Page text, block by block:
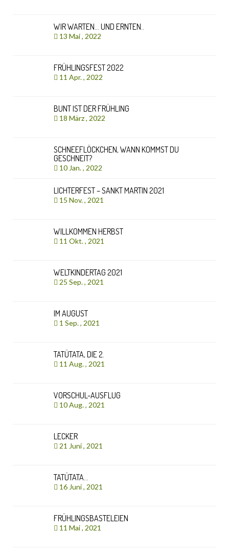
WIR WARTEN… UND ERNTEN..
13 Mai , 2022
FRÜHLINGSFEST 2022
11 Apr. , 2022
BUNT IST DER FRÜHLING
18 März , 2022
SCHNEEFLÖCKCHEN, WANN KOMMST DU
GESCHNEIT?
10 Jan. , 2022
LICHTERFEST – SANKT MARTIN 2021
15 Nov. , 2021
WILLKOMMEN HERBST
11 Okt. , 2021
WELTKINDERTAG 2021
25 Sep. , 2021
IM AUGUST
1 Sep. , 2021
TATÜTATA, DIE 2.
11 Aug. , 2021
VORSCHUL-AUSFLUG
10 Aug. , 2021
LECKER
21 Juni , 2021
TATÜTATA…
16 Juni , 2021
FRÜHLINGSBASTELEIEN
11 Mai , 2021